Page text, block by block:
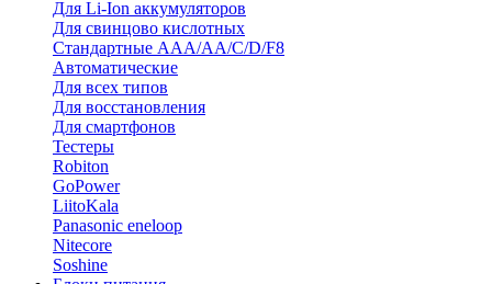
Для Li-Ion аккумуляторов
Для свинцово кислотных
Стандартные ААА/АА/С/D/F8
Автоматические
Для всех типов
Для восстановления
Для смартфонов
Тестеры
Robiton
GoPower
LiitoKala
Panasonic eneloop
Nitecore
Soshine